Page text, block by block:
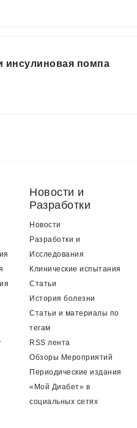
инсулиновая помпа
Новости и
Разработки
Новости
Разработки и
Исследования
Клинические испытания
Статьи
История болезни
Статьи и материалы по
тегам
RSS лента
Обзоры Мероприятий
Периодические издания
«Мой Диабет» в
социальных сетях